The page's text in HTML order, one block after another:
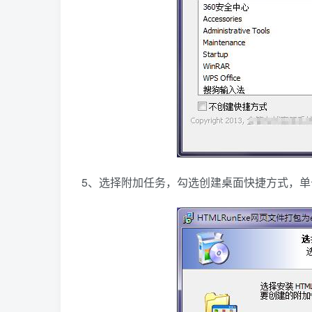
5、选择附加任务，勾选创建桌面快捷方式，